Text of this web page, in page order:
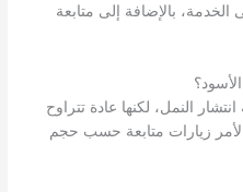
بالإضافة إلى متابعة
النمل، لكنها عادة تتراوح
زيارات متابعة حسب حجم